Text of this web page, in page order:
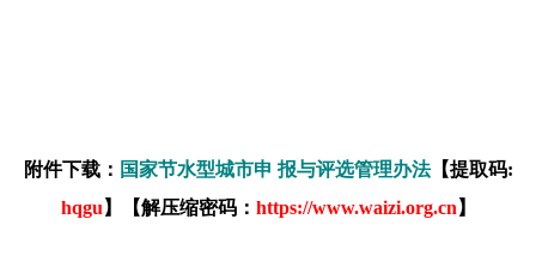
附件下载： 国家节水型城市申 报与评选管理办法【提取码:
hqgu 】【解压缩密码： https://www.waizi.org.cn 】